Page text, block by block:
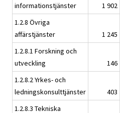
informationstjänster
1 902
1.2.8 Övriga
affärstjänster
1 245
1.2.8.1 Forskning och
utveckling
146
1.2.8.2 Yrkes- och
ledningskonsulttjänster
403
1.2.8.3 Tekniska